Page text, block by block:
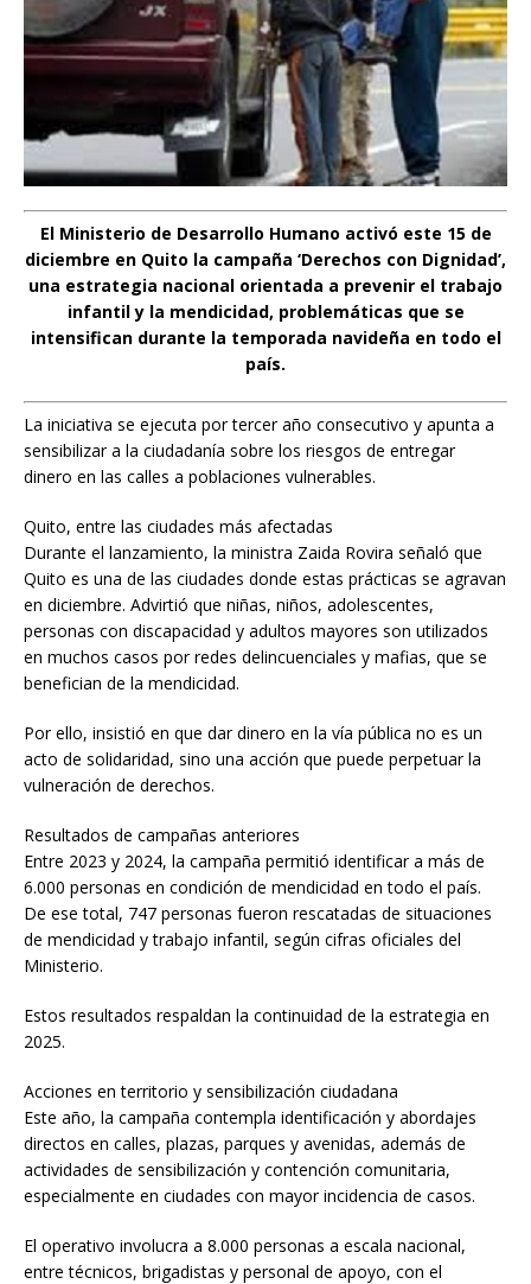
El Ministerio de Desarrollo Humano activó este 15 de
diciembre en Quito la campaña ‘Derechos con Dignidad’,
una estrategia nacional orientada a prevenir el trabajo
infantil y la mendicidad, problemáticas que se
intensifican durante la temporada navideña en todo el
país.
La iniciativa se ejecuta por tercer año consecutivo y apunta a
sensibilizar a la ciudadanía sobre los riesgos de entregar
dinero en las calles a poblaciones vulnerables.
Quito, entre las ciudades más afectadas
Durante el lanzamiento, la ministra Zaida Rovira señaló que
Quito es una de las ciudades donde estas prácticas se agravan
en diciembre. Advirtió que niñas, niños, adolescentes,
personas con discapacidad y adultos mayores son utilizados
en muchos casos por redes delincuenciales y mafias, que se
benefician de la mendicidad.
Por ello, insistió en que dar dinero en la vía pública no es un
acto de solidaridad, sino una acción que puede perpetuar la
vulneración de derechos.
Resultados de campañas anteriores
Entre 2023 y 2024, la campaña permitió identificar a más de
6.000 personas en condición de mendicidad en todo el país.
De ese total, 747 personas fueron rescatadas de situaciones
de mendicidad y trabajo infantil, según cifras oficiales del
Ministerio.
Estos resultados respaldan la continuidad de la estrategia en
2025.
Acciones en territorio y sensibilización ciudadana
Este año, la campaña contempla identificación y abordajes
directos en calles, plazas, parques y avenidas, además de
actividades de sensibilización y contención comunitaria,
especialmente en ciudades con mayor incidencia de casos.
El operativo involucra a 8.000 personas a escala nacional,
entre técnicos, brigadistas y personal de apoyo, con el